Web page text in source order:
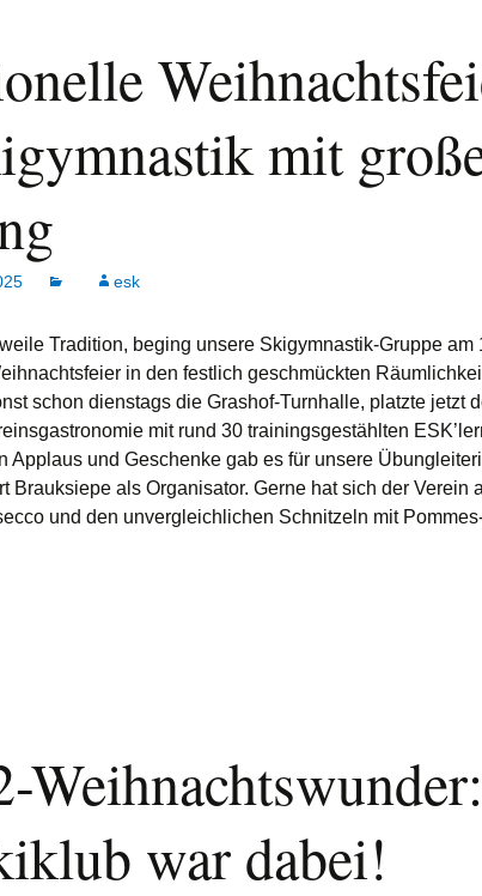
mit
esk
Tradition, beging unsere Skigymnastik-Gruppe am
in den festlich geschmückten
schon dienstags die Grashof-Turnhalle, platzte jetzt
mit rund 30 trainingsgestählten
Applaus und Geschenke gab es für unsere
Brauksiepe als Organisator. Gerne hat sich der Verein
und den unvergleichlichen Schnitzeln mit
Weihnachtswunder:
war dabei!